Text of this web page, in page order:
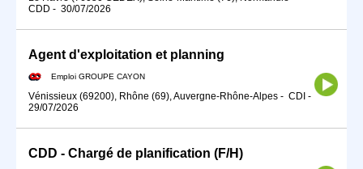
CDD - 30/07/2026
Agent d'exploitation et planning
Emploi GROUPE CAYON
Vénissieux (69200), Rhône (69), Auvergne-Rhône-Alpes - CDI -
29/07/2026
CDD - Chargé de planification (F/H)